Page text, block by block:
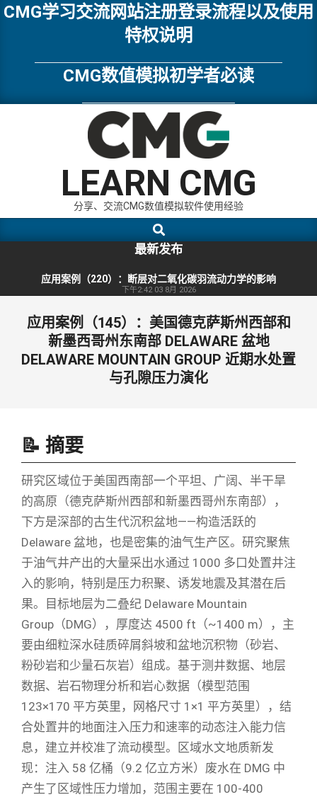
Skip
CMG学习交流网站注册登录流程以及使用
特权说明
CMG数值模拟初学者必读
LEARN CMG
分享、交流CMG数值模拟软件使用经验
Navigation
Search
最新发布
应用案例（220）：断层对二氧化碳羽流动力学的影响
下午2:42 03 8月 2026
应用案例（145）：美国德克萨斯州西部和
新墨西哥州东南部 DELAWARE 盆地
DELAWARE MOUNTAIN GROUP 近期水处置
与孔隙压力演化
📝 摘要
研究区域位于美国西南部一个平坦、广阔、半干旱
的高原（德克萨斯州西部和新墨西哥州东南部），
下方是深部的古生代沉积盆地——构造活跃的
Delaware 盆地，也是密集的油气生产区。研究聚焦
于油气井产出的大量采出水通过 1000 多口处置井注
入的影响，特别是压力积聚、诱发地震及其潜在后
果。目标地层为二叠纪 Delaware Mountain
Group（DMG），厚度达 4500 ft（~1400 m），主
要由细粒深水硅质碎屑斜坡和盆地沉积物（砂岩、
粉砂岩和少量石灰岩）组成。基于测井数据、地层
数据、岩石物理分析和岩心数据（模型范围
123×170 平方英里，网格尺寸 1×1 平方英里），结
合处置井的地面注入压力和速率的动态注入能力信
息，建立并校准了流动模型。区域水文地质新发
现：注入 58 亿桶（9.2 亿立方米）废水在 DMG 中
产生了区域性压力增加，范围主要在 100-400